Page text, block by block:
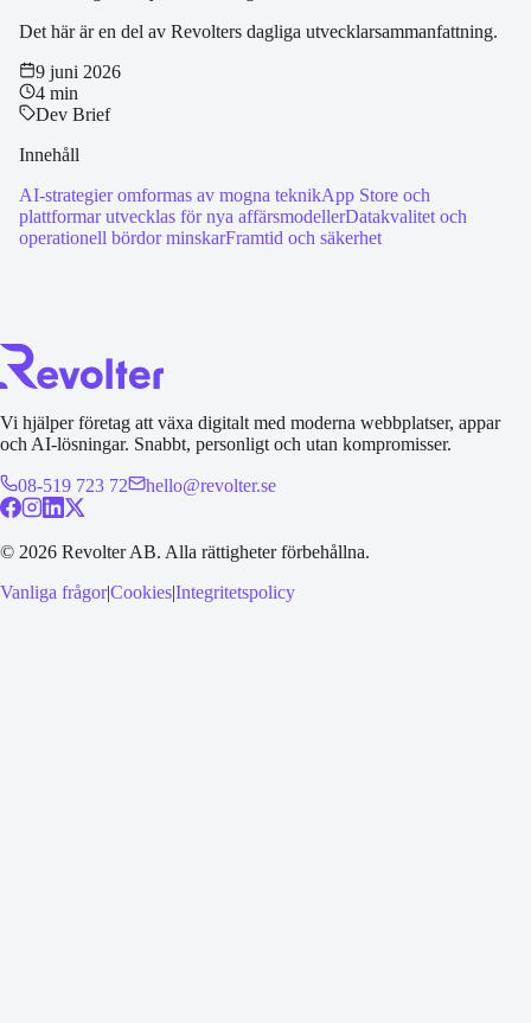
Det här är en del av Revolters dagliga utvecklarsammanfattning.
9 juni 2026
4 min
Dev Brief
Innehåll
AI-strategier omformas av mogna teknikApp Store och
plattformar utvecklas för nya affärsmodellerDatakvalitet och
operationell bördor minskarFramtid och säkerhet
Vi hjälper företag att växa digitalt med moderna webbplatser, appar
och AI-lösningar. Snabbt, personligt och utan kompromisser.
08-519 723 72 hello@revolter.se
© 2026 Revolter AB. Alla rättigheter förbehållna.
Vanliga frågor|Cookies|Integritetspolicy